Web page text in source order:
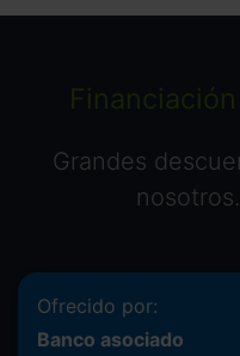
Financiación
Grandes
Ofrecido por:
Banco asociado